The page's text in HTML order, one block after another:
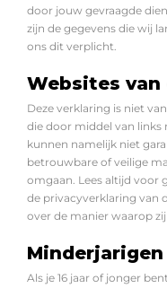
door jouw gevraagde
zijn de gegevens die wij
ons dit verplicht.
Websites van
Deze verklaring is niet
die door middel van links
kunnen namelijk niet
betrouwbare of veilige
omgaan. Lees altijd voor
de privacyverklaring van
over de manier waarop
Minderjarigen
Als je 16 jaar of jonger